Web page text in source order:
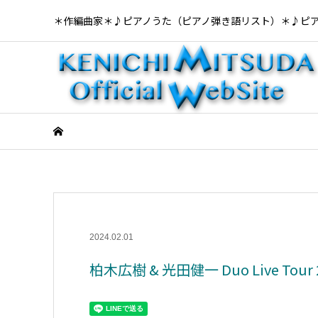
＊作編曲家＊♪ピアノうた（ピアノ弾き語リスト）＊♪ピ
2024.02.01
柏木広樹 & 光田健一 Duo Live Tour